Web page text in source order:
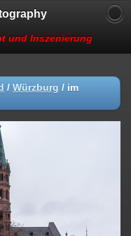
und Inszenierung
/ Würzburg / im